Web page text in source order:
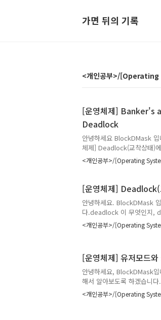
가면 뒤의 기록
<개인공부>/
[운영체제] Banker's
Deadlock
안녕하세요 BlockDMask
체제] Deadlock(교착상태)
Deadlock(교착상태)를 회피
(Banker's algorithm)을 구
로 달아주시면 감사하겠습
이 정의 하겠습니다. 프로세
할 수 있고 프로세스가 어떤
습니다. Allocation Max A..
<개인공부>/[Operating
[운영체제] Deadlock(
안녕하세요. BlockDMask
다.deadlock 이 무엇인지,
습니다.뭐가 뭔지 전체적으
deadlock 이란.?deadlock(
레드 환경에서 여러 프로세
습니다. deadlock은 4가지
deadlock 상태가 되지 않
<개인공부>/[Operating
[운영체제] 유저모드
안녕하세요, BlockDMask
해서 알아보도록 하겠습니
니다.제가 학교에서 수강
서 배운 내용을 정리했습니
<개인공부>/[Operating